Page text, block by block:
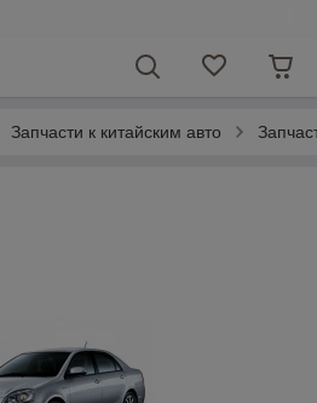
Запчасти к китайским авто